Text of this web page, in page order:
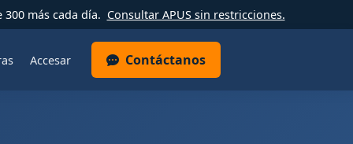
más cada día. Consultar APUS sin restricciones.
Accesar Contáctanos